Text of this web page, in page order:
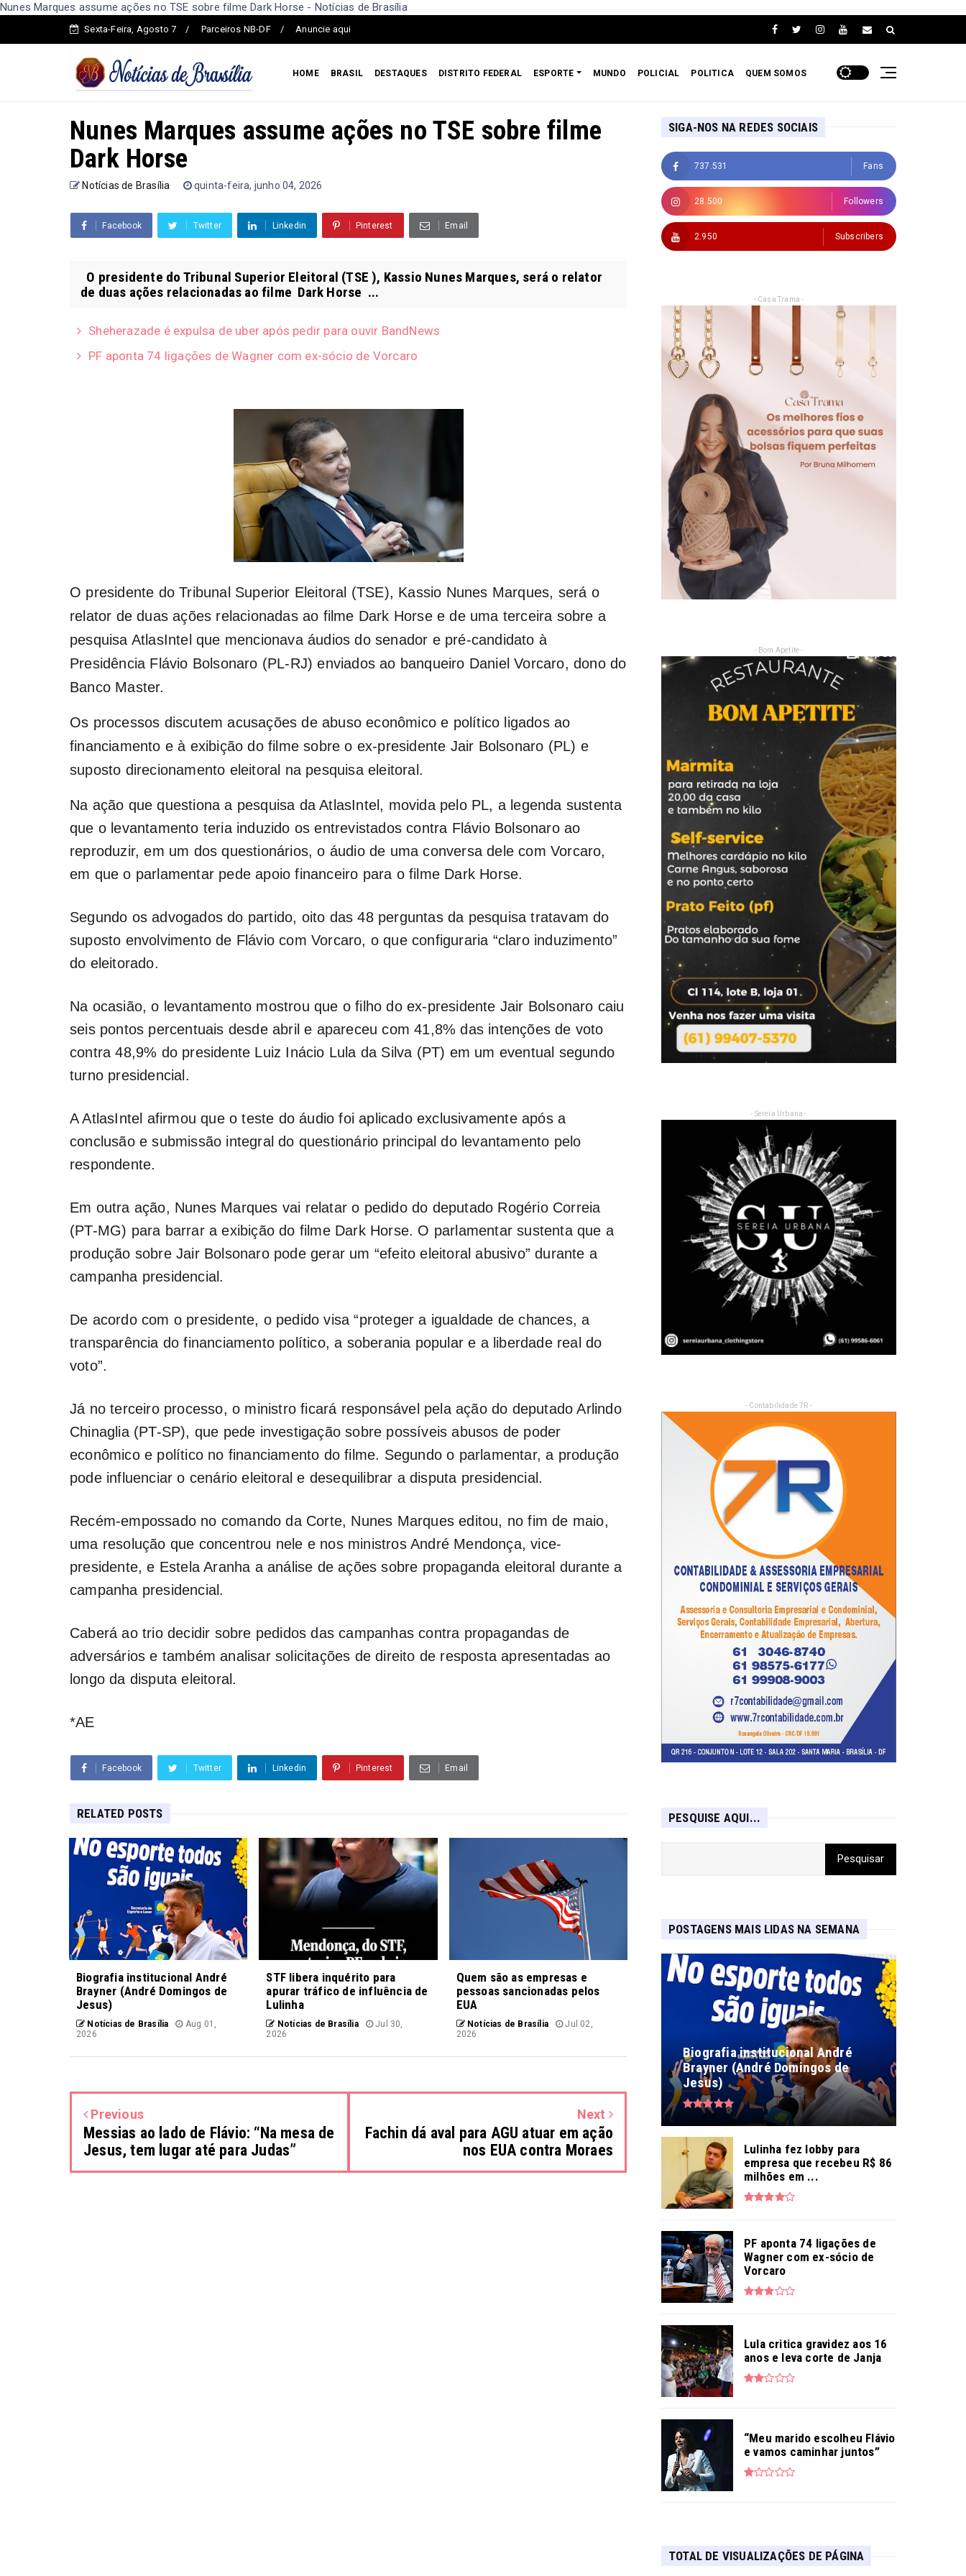
Nunes Marques assume ações no TSE sobre filme Dark Horse - Notícias de Brasília
Sexta-Feira, Agosto 7 Parceiros NB-DF Anuncie aqui
HOME BRASIL DESTAQUES DISTRITO FEDERAL ESPORTE MUNDO POLICIAL POLITICA QUEM SOMOS
Nunes Marques assume ações no TSE sobre filme
Dark Horse
Notícias de Brasília quinta-feira, junho 04, 2026
Facebook Twitter Linkedin Pinterest Email
O presidente do Tribunal Superior Eleitoral (TSE ), Kassio Nunes Marques, será o relator
de duas ações relacionadas ao filme Dark Horse ...
Sheherazade é expulsa de uber após pedir para ouvir BandNews
PF aponta 74 ligações de Wagner com ex-sócio de Vorcaro
O presidente do Tribunal Superior Eleitoral (TSE), Kassio Nunes Marques, será o
relator de duas ações relacionadas ao filme Dark Horsee de uma terceira sobre a
pesquisa AtlasIntel que mencionava áudios do senador e pré-candidato à
Presidência Flávio Bolsonaro (PL-RJ) enviados ao banqueiro Daniel Vorcaro, dono do
Banco Master.
Os processos discutem acusações de abuso econômico e político ligados ao
financiamento e à exibição do filme sobre o ex-presidente Jair Bolsonaro (PL) e
suposto direcionamento eleitoral na pesquisa eleitoral.
Na ação que questiona a pesquisa da AtlasIntel, movida pelo PL, a legenda sustenta
que o levantamento teria induzido os entrevistados contra Flávio Bolsonaro ao
reproduzir, em um dos questionários, o áudio de uma conversa dele com Vorcaro,
em que o parlamentar pede apoio financeiro para o filme Dark Horse.
Segundo os advogados do partido, oito das 48 perguntas da pesquisa tratavam do
suposto envolvimento de Flávio com Vorcaro, o que configuraria “claro induzimento”
do eleitorado.
Na ocasião, o levantamento mostrou que o filho do ex-presidente Jair Bolsonaro caiu
seis pontos percentuais desde abril e apareceu com 41,8% das intenções de voto
contra 48,9% do presidente Luiz Inácio Lula da Silva (PT) em um eventual segundo
turno presidencial.
A AtlasIntel afirmou que o teste do áudio foi aplicado exclusivamente após a
conclusão e submissão integral do questionário principal do levantamento pelo
respondente.
Em outra ação, Nunes Marques vai relatar o pedido do deputado Rogério Correia
(PT-MG) para barrar a exibição do filme Dark Horse. O parlamentar sustenta que a
produção sobre Jair Bolsonaro pode gerar um “efeito eleitoral abusivo” durante a
campanha presidencial.
De acordo com o presidente, o pedido visa “proteger a igualdade de chances, a
transparência do financiamento político, a soberania popular e a liberdade real do
voto”.
Já no terceiro processo, o ministro ficará responsável pela ação do deputado Arlindo
Chinaglia (PT-SP), que pede investigação sobre possíveis abusos de poder
econômico e político no financiamento do filme. Segundo o parlamentar, a produção
pode influenciar o cenário eleitoral e desequilibrar a disputa presidencial.
Recém-empossado no comando da Corte, Nunes Marques editou, no fim de maio,
uma resolução que concentrou nele e nos ministros André Mendonça, vice-
presidente, e Estela Aranha a análise de ações sobre propaganda eleitoral durante a
campanha presidencial.
Caberá ao trio decidir sobre pedidos das campanhas contra propagandas de
adversários e também analisar solicitações de direito de resposta apresentadas ao
longo da disputa eleitoral.
*AE
Facebook Twitter Linkedin Pinterest Email
RELATED POSTS
Biografia institucional André
Brayner (André Domingos de
Jesus)
Notícias de Brasília
Aug 01,
2026
STF libera inquérito para
apurar tráfico de influência de
Lulinha
Notícias de Brasília
Jul 30,
2026
Quem são as empresas e
pessoas sancionadas pelos
EUA
Notícias de Brasília
Jul 02,
2026
Previous
Messias ao lado de Flávio: “Na mesa de
Jesus, tem lugar até para Judas”
Next
Fachin dá aval para AGU atuar em ação
nos EUA contra Moraes
SIGA-NOS NA REDES SOCIAIS
737.531 Fans
28.500 Followers
2.950 Subscribers
- Casa Trama -
- Bom Apetite -
- Sereia Urbana -
- Contabilidade 7R -
PESQUISE AQUI...
POSTAGENS MAIS LIDAS NA SEMANA
Biografia institucional André
Brayner (André Domingos de
Jesus)
Lulinha fez lobby para
empresa que recebeu R$ 86
milhões em ...
PF aponta 74 ligações de
Wagner com ex-sócio de
Vorcaro
Lula critica gravidez aos 16
anos e leva corte de Janja
“Meu marido escolheu Flávio
e vamos caminhar juntos”
TOTAL DE VISUALIZAÇÕES DE PÁGINA